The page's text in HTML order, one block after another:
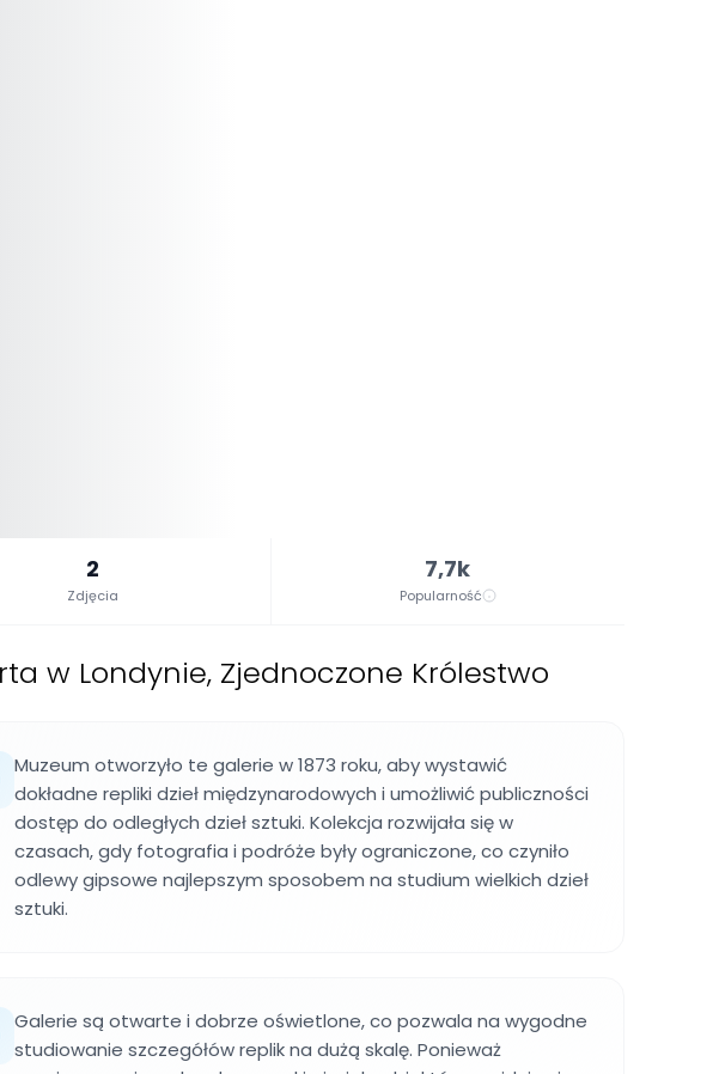
2
Zdjęcia
7,7k
Popularność
w Londynie, Zjednoczone Królestwo
Muzeum otworzyło te galerie w 1873 roku, aby wystawić
dokładne repliki dzieł międzynarodowych i umożliwić publiczności
dostęp do odległych dzieł sztuki. Kolekcja rozwijała się w
czasach, gdy fotografia i podróże były ograniczone, co czyniło
odlewy gipsowe najlepszym sposobem na studium wielkich dzieł
sztuki.
Galerie są otwarte i dobrze oświetlone, co pozwala na wygodne
studiowanie szczegółów replik na dużą skalę. Ponieważ